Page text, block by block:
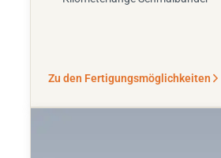
Zu den Fertigungsmöglichkeiten